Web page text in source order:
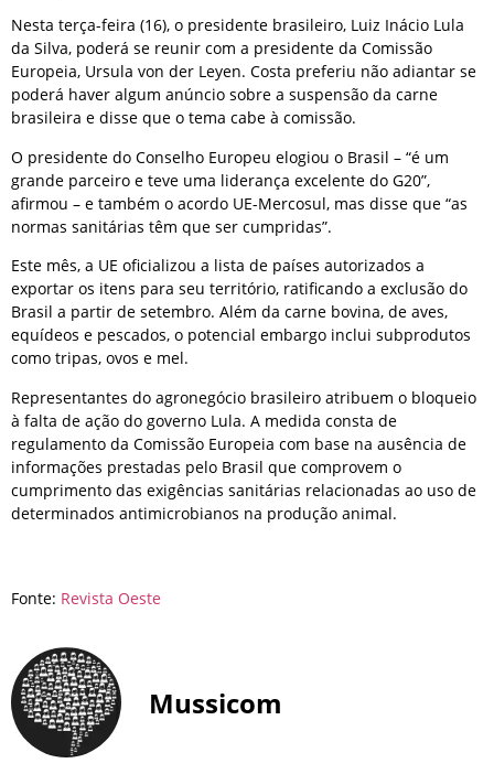
Nesta terça-feira (16), o presidente brasileiro, Luiz Inácio Lula
da Silva, poderá se reunir com a presidente da Comissão
Europeia, Ursula von der Leyen. Costa preferiu não adiantar se
poderá haver algum anúncio sobre a suspensão da carne
brasileira e disse que o tema cabe à comissão.
O presidente do Conselho Europeu elogiou o Brasil – “é um
grande parceiro e teve uma liderança excelente do G20”,
afirmou – e também o acordo UE-Mercosul, mas disse que “as
normas sanitárias têm que ser cumpridas”.
Este mês, a UE oficializou a lista de países autorizados a
exportar os itens para seu território, ratificando a exclusão do
Brasil a partir de setembro. Além da carne bovina, de aves,
equídeos e pescados, o potencial embargo inclui subprodutos
como tripas, ovos e mel.
Representantes do agronegócio brasileiro atribuem o bloqueio
à falta de ação do governo Lula. A medida consta de
regulamento da Comissão Europeia com base na ausência de
informações prestadas pelo Brasil que comprovem o
cumprimento das exigências sanitárias relacionadas ao uso de
determinados antimicrobianos na produção animal.
Fonte: Revista Oeste
Mussicom